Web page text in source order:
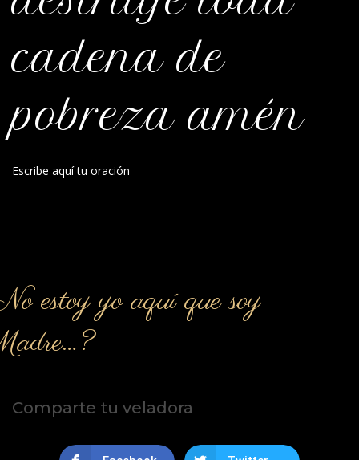
cadena de
pobreza amén
Escribe aquí tu oración
estoy yo aquí que soy
Comparte tu veladora